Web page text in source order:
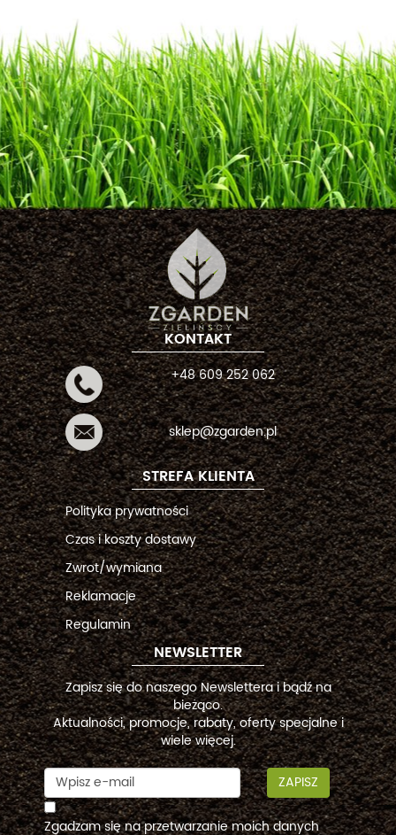
KONTAKT
+48 609 252 062
sklep@zgarden.pl
STREFA KLIENTA
Polityka prywatności
Czas i koszty dostawy
Zwrot/wymiana
Reklamacje
Regulamin
NEWSLETTER
Zapisz się do naszego Newslettera i bądź na
bieżąco.
Aktualności, promocje, rabaty, oferty specjalne i
wiele więcej.
ZAPISZ
Zgadzam się na przetwarzanie moich danych